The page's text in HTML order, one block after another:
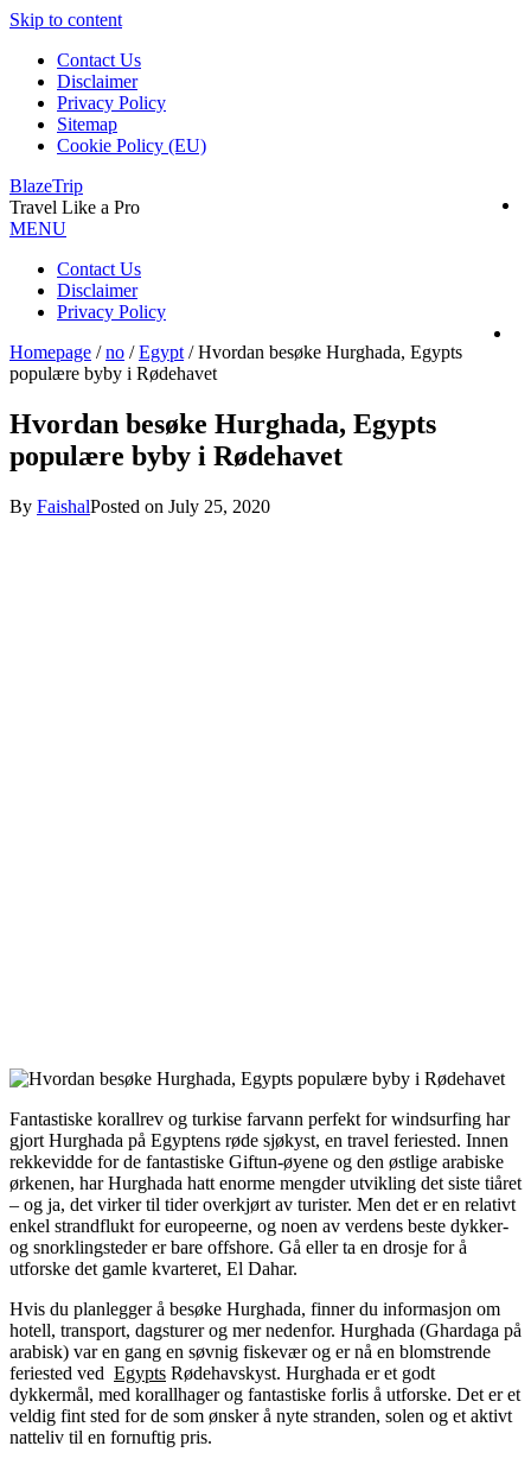
Skip to content
Contact Us
Disclaimer
Privacy Policy
Sitemap
Cookie Policy (EU)
BlazeTrip
Travel Like a Pro
MENU
Contact Us
Disclaimer
Privacy Policy
Homepage / no / Egypt / Hvordan besøke Hurghada, Egypts
populære byby i Rødehavet
Hvordan besøke Hurghada, Egypts
populære byby i Rødehavet
By FaishalPosted on July 25, 2020
Fantastiske korallrev og turkise farvann perfekt for windsurfing har
gjort Hurghada på Egyptens røde sjøkyst, en travel feriested. Innen
rekkevidde for de fantastiske Giftun-øyene og den østlige arabiske
ørkenen, har Hurghada hatt enorme mengder utvikling det siste tiåret
– og ja, det virker til tider overkjørt av turister. Men det er en relativt
enkel strandflukt for europeerne, og noen av verdens beste dykker-
og snorklingsteder er bare offshore. Gå eller ta en drosje for å
utforske det gamle kvarteret, El Dahar.
Hvis du planlegger å besøke Hurghada, finner du informasjon om
hotell, transport, dagsturer og mer nedenfor. Hurghada (Ghardaga på
arabisk) var en gang en søvnig fiskevær og er nå en blomstrende
feriested ved Egypts Rødehavskyst. Hurghada er et godt
dykkermål, med korallhager og fantastiske forlis å utforske. Det er et
veldig fint sted for de som ønsker å nyte stranden, solen og et aktivt
natteliv til en fornuftig pris.